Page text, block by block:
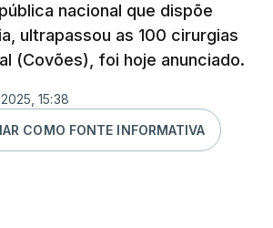
nacional que dispõe
ultrapassou as 100 cirurgias
(Covões), foi hoje anunciado.
15:38
COMO FONTE INFORMATIVA